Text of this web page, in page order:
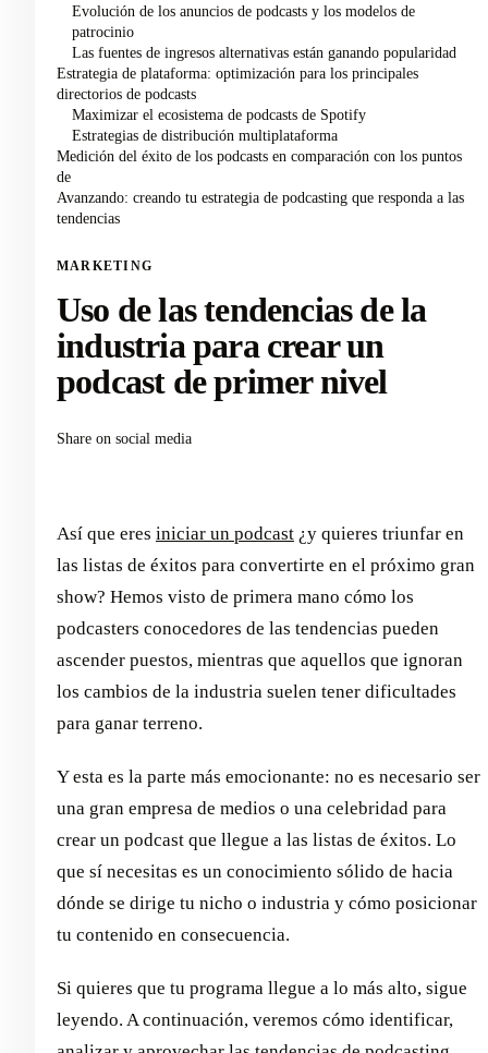
Evolución de los anuncios de podcasts y los modelos de
patrocinio
Las fuentes de ingresos alternativas están ganando popularidad
Estrategia de plataforma: optimización para los principales
directorios de podcasts
Maximizar el ecosistema de podcasts de Spotify
Estrategias de distribución multiplataforma
Medición del éxito de los podcasts en comparación con los puntos
de
Avanzando: creando tu estrategia de podcasting que responda a las
tendencias
MARKETING
Uso de las tendencias de la
industria para crear un
podcast de primer nivel
Share on social media
Así que eres iniciar un podcast ¿y quieres triunfar en
las listas de éxitos para convertirte en el próximo gran
show? Hemos visto de primera mano cómo los
podcasters conocedores de las tendencias pueden
ascender puestos, mientras que aquellos que ignoran
los cambios de la industria suelen tener dificultades
para ganar terreno.
Y esta es la parte más emocionante: no es necesario ser
una gran empresa de medios o una celebridad para
crear un podcast que llegue a las listas de éxitos. Lo
que sí necesitas es un conocimiento sólido de hacia
dónde se dirige tu nicho o industria y cómo posicionar
tu contenido en consecuencia.
Si quieres que tu programa llegue a lo más alto, sigue
leyendo. A continuación, veremos cómo identificar,